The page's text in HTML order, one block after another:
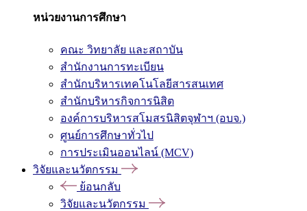
หน่วยงานการศึกษา
คณะ วิทยาลัย และสถาบัน
สำนักงานการทะเบียน
สำนักบริหารเทคโนโลยีสารสนเทศ
สำนักบริหารกิจการนิสิต
องค์การบริหารสโมสรนิสิตจุฬาฯ (อบจ.)
ศูนย์การศึกษาทั่วไป
การประเมินออนไลน์ (MCV)
วิจัยและนวัตกรรม
ย้อนกลับ
วิจัยและนวัตกรรม